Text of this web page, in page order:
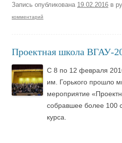
Запись опубликована 19.02.2016 в
комментарий
Проектная школа ВГАУ-
С 8 по 12 февраля
им. Горького прошло
мероприятие
собравшее более 100
курса.